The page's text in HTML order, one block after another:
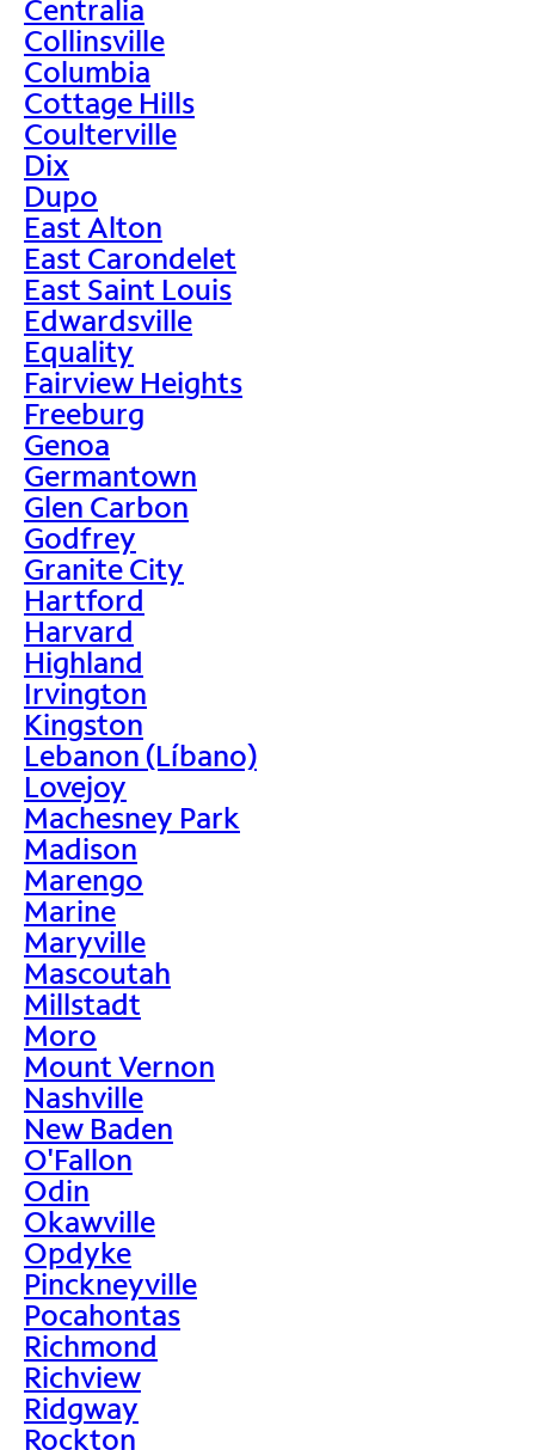
Centralia
Collinsville
Columbia
Cottage Hills
Coulterville
Dix
Dupo
East Alton
East Carondelet
East Saint Louis
Edwardsville
Equality
Fairview Heights
Freeburg
Genoa
Germantown
Glen Carbon
Godfrey
Granite City
Hartford
Harvard
Highland
Irvington
Kingston
Lebanon (Líbano)
Lovejoy
Machesney Park
Madison
Marengo
Marine
Maryville
Mascoutah
Millstadt
Moro
Mount Vernon
Nashville
New Baden
O'Fallon
Odin
Okawville
Opdyke
Pinckneyville
Pocahontas
Richmond
Richview
Ridgway
Rockton